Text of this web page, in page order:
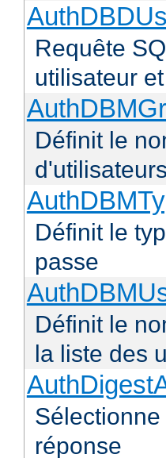
Requête
utilisateur
Définit le
Définit le
passe
Définit le
la liste des
réponse